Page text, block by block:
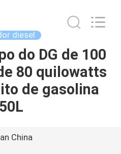
diesel
do DG de 100
80 quilowatts
de gasolina
China